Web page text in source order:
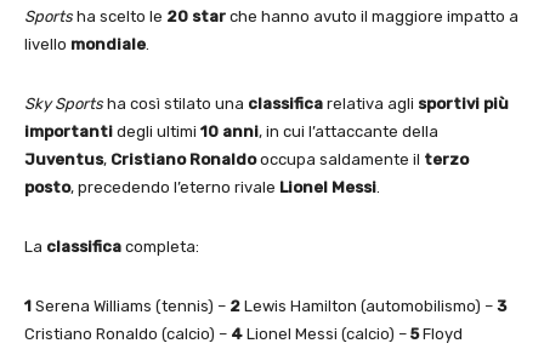
Sports ha scelto le 20 star che hanno avuto il maggiore impatto a
livello mondiale.
Sky Sports ha così stilato una classifica relativa agli sportivi più
importanti degli ultimi 10 anni, in cui l’attaccante della
Juventus, Cristiano Ronaldooccupa saldamente il terzo
posto, precedendo l’eterno rivale Lionel Messi.
La classifica completa:
1 Serena Williams (tennis) – 2 Lewis Hamilton (automobilismo) – 3
Cristiano Ronaldo (calcio) – 4 Lionel Messi (calcio) – 5Floyd